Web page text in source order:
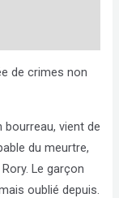
de crimes non
bourreau, vient de
du meurtre,
Le garçon
oublié depuis.